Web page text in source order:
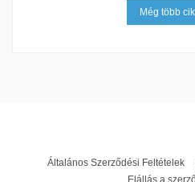
Még több
Általános Szerződési Feltételek
Elállás a